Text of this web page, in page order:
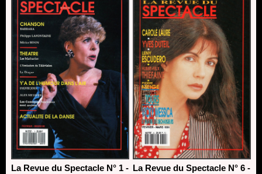
La Revue du Spectacle N° 1 - La Revue du Spectacle N° 6 -